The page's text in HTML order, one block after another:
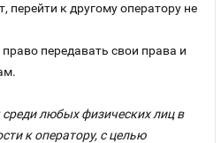
перейти к другому оператору не
право передавать свои права и
любых физических лиц в
к оператору, с целью